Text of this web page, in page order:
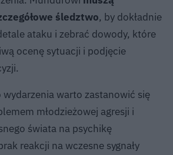
śledztwo, by dokładnie
ataku i zebrać dowody, które
ocenę sytuacji i podjęcie
warto zastanowić się
młodzieżowej agresji i
świata na psychikę
reakcji na wczesne sygnały